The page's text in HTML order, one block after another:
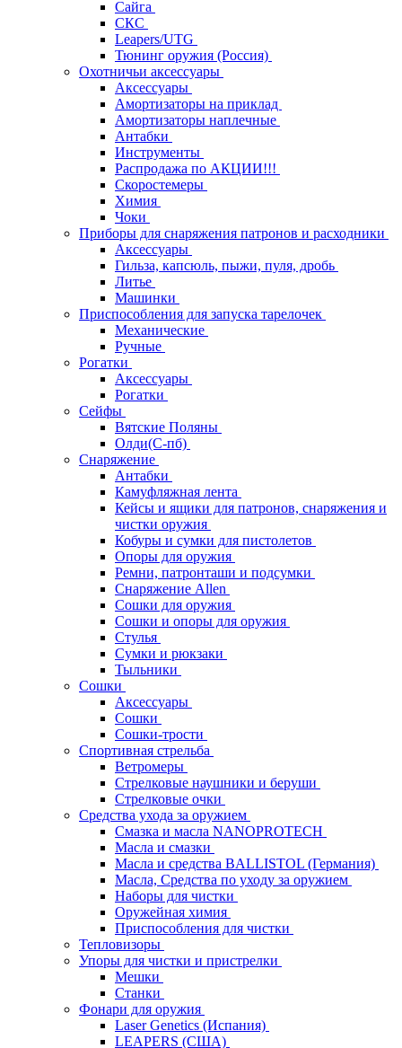
Сайга
СКС
Leapers/UTG
Тюнинг оружия (Россия)
Охотничьи аксессуары
Аксессуары
Амортизаторы на приклад
Амортизаторы наплечные
Антабки
Инструменты
Распродажа по АКЦИИ!!!
Скоростемеры
Химия
Чоки
Приборы для снаряжения патронов и расходники
Аксессуары
Гильза, капсюль, пыжи, пуля, дробь
Литье
Машинки
Приспособления для запуска тарелочек
Механические
Ручные
Рогатки
Аксессуары
Рогатки
Сейфы
Вятские Поляны
Олди(С-пб)
Снаряжение
Антабки
Камуфляжная лента
Кейсы и ящики для патронов, снаряжения и
чистки оружия
Кобуры и сумки для пистолетов
Опоры для оружия
Ремни, патронташи и подсумки
Снаряжение Allen
Сошки для оружия
Сошки и опоры для оружия
Стулья
Сумки и рюкзаки
Тыльники
Сошки
Аксессуары
Сошки
Сошки-трости
Спортивная стрельба
Ветромеры
Стрелковые наушники и беруши
Стрелковые очки
Средства ухода за оружием
Смазка и масла NANOPROTECH
Масла и смазки
Масла и средства BALLISTOL (Германия)
Масла, Средства по уходу за оружием
Наборы для чистки
Оружейная химия
Приспособления для чистки
Тепловизоры
Упоры для чистки и пристрелки
Мешки
Станки
Фонари для оружия
Laser Genetics (Испания)
LEAPERS (США)